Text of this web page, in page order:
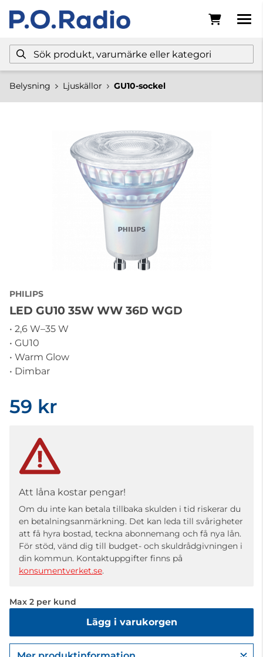
Belysning Ljuskällor GU10-sockel
PHILIPS
LED GU10 35W WW 36D WGD
• 2,6 W–35 W
• GU10
• Warm Glow
• Dimbar
59 kr
Att låna kostar pengar!
Om du inte kan betala tillbaka skulden i tid riskerar du
en betalningsanmärkning. Det kan leda till svårigheter
att få hyra bostad, teckna abonnemang och få nya lån.
För stöd, vänd dig till budget- och skuldrådgivningen i
din kommun. Kontaktuppgifter finns på
konsumentverket.se.
Max 2 per kund
Lägg i varukorgen